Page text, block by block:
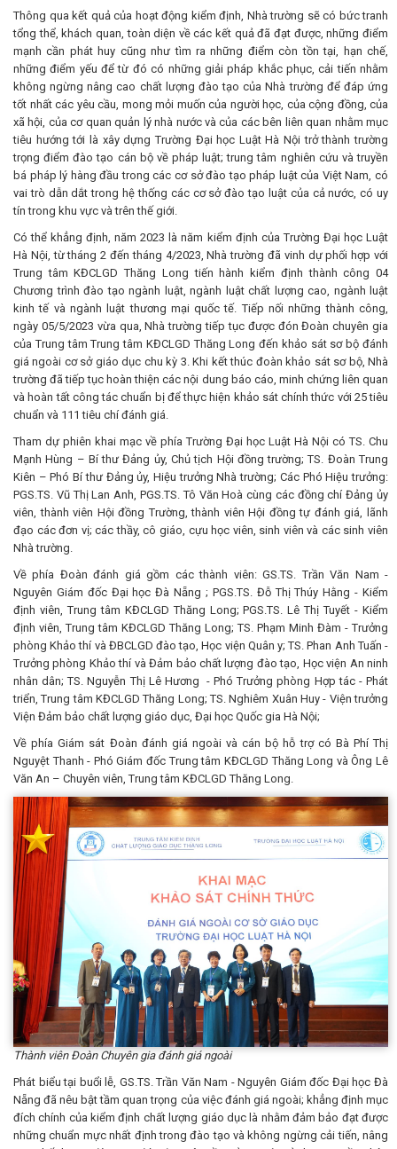
Thông qua kết quả của hoạt động kiểm định, Nhà trường sẽ có bức tranh
tổng thể, khách quan, toàn diện về các kết quả đã đạt được, những điểm
mạnh cần phát huy cũng như tìm ra những điểm còn tồn tại, hạn chế,
những điểm yếu để từ đó có những giải pháp khắc phục, cải tiến nhằm
không ngừng nâng cao chất lượng đào tạo của Nhà trường để đáp ứng
tốt nhất các yêu cầu, mong mỏi muốn của người học, của cộng đồng, của
xã hội, của cơ quan quản lý nhà nước và của các bên liên quan nhằm mục
tiêu hướng tới là xây dựng Trường Đại học Luật Hà Nội trở thành trường
trọng điểm đào tạo cán bộ về pháp luật; trung tâm nghiên cứu và truyền
bá pháp lý hàng đầu trong các cơ sở đào tạo pháp luật của Việt Nam, có
vai trò dẫn dắt trong hệ thống các cơ sở đào tạo luật của cả nước, có uy
tín trong khu vực và trên thế giới.
Có thể khẳng định, năm 2023 là năm kiểm định của Trường Đại học Luật
Hà Nội, từ tháng 2 đến tháng 4/2023, Nhà trường đã vinh dự phối hợp với
Trung tâm KĐCLGD Thăng Long tiến hành kiểm định thành công 04
Chương trình đào tạo ngành luật, ngành luật chất lượng cao, ngành luật
kinh tế và ngành luật thương mại quốc tế. Tiếp nối những thành công,
ngày 05/5/2023 vừa qua, Nhà trường tiếp tục được đón Đoàn chuyên gia
của Trung tâm Trung tâm KĐCLGD Thăng Long đến khảo sát sơ bộ đánh
giá ngoài cơ sở giáo dục chu kỳ 3. Khi kết thúc đoàn khảo sát sơ bộ, Nhà
trường đã tiếp tục hoàn thiện các nội dung báo cáo, minh chứng liên quan
và hoàn tất công tác chuẩn bị để thực hiện khảo sát chính thức với 25 tiêu
chuẩn và 111 tiêu chí đánh giá.
Tham dự phiên khai mạc về phía Trường Đại học Luật Hà Nội có TS. Chu
Mạnh Hùng – Bí thư Đảng ủy, Chủ tịch Hội đồng trường; TS. Đoàn Trung
Kiên – Phó Bí thư Đảng ủy, Hiệu trưởng Nhà trường; Các Phó Hiệu trưởng:
PGS.TS. Vũ Thị Lan Anh, PGS.TS. Tô Văn Hoà cùng các đồng chí Đảng ủy
viên, thành viên Hội đồng Trường, thành viên Hội đồng tự đánh giá, lãnh
đạo các đơn vị; các thầy, cô giáo, cựu học viên, sinh viên và các sinh viên
Nhà trường.
Về phía Đoàn đánh giá gồm các thành viên: GS.TS. Trần Văn Nam -
Nguyên Giám đốc Đại học Đà Nẵng ; PGS.TS. Đỗ Thị Thúy Hằng - Kiểm
định viên, Trung tâm KĐCLGD Thăng Long; PGS.TS. Lê Thị Tuyết - Kiểm
định viên, Trung tâm KĐCLGD Thăng Long; TS. Phạm Minh Đàm - Trưởng
phòng Khảo thí và ĐBCLGD đào tạo, Học viện Quân y; TS. Phan Anh Tuấn -
Trưởng phòng Khảo thí và Đảm bảo chất lượng đào tạo, Học viện An ninh
nhân dân; TS. Nguyễn Thị Lê Hương - Phó Trưởng phòng Hợp tác - Phát
triển, Trung tâm KĐCLGD Thăng Long; TS. Nghiêm Xuân Huy - Viện trưởng
Viện Đảm bảo chất lượng giáo dục, Đại học Quốc gia Hà Nội;
Về phía Giám sát Đoàn đánh giá ngoài và cán bộ hỗ trợ có Bà Phí Thị
Nguyệt Thanh - Phó Giám đốc Trung tâm KĐCLGD Thăng Long và Ông Lê
Văn An – Chuyên viên, Trung tâm KĐCLGD Thăng Long.
Thành viên Đoàn Chuyên gia đánh giá ngoài
Phát biểu tại buổi lễ, GS.TS. Trần Văn Nam - Nguyên Giám đốc Đại học Đà
Nẵng đã nêu bật tầm quan trọng của việc đánh giá ngoài; khẳng định mục
đích chính của kiểm định chất lượng giáo dục là nhằm đảm bảo đạt được
những chuẩn mực nhất định trong đào tạo và không ngừng cải tiến, nâng